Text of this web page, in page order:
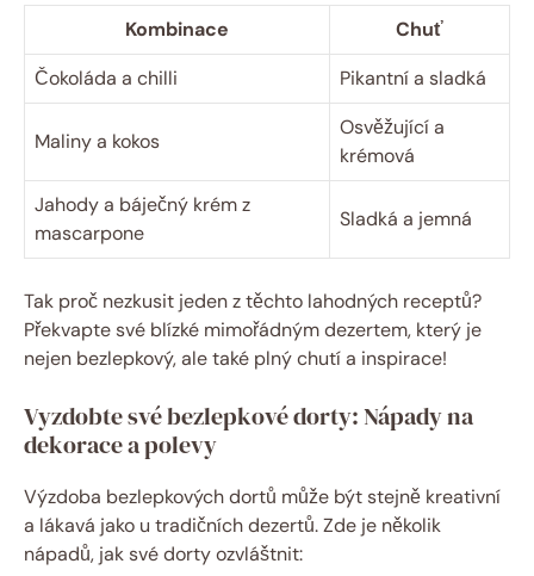
Kombinace
Chuť
Čokoláda a chilli
Pikantní a sladká
Maliny a kokos
Osvěžující a
krémová
Jahody a báječný krém z
mascarpone
Sladká a jemná
Tak proč nezkusit jeden z těchto lahodných receptů?
Překvapte své blízké mimořádným dezertem, který je
nejen bezlepkový, ale také plný chutí a inspirace!
Vyzdobte své bezlepkové dorty: Nápady na
dekorace a polevy
Výzdoba bezlepkových dortů může být stejně kreativní
a lákavá jako u tradičních dezertů. Zde je několik
nápadů, jak své dorty ozvláštnit: